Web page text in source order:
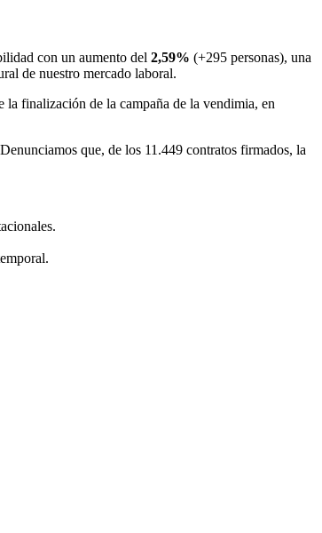
con un aumento del 2,59% (+295 personas), una
de nuestro mercado laboral.
la finalización de la campaña de la vendimia, en
que, de los 11.449 contratos firmados, la